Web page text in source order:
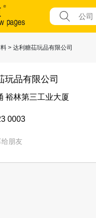
> 达利糖苮玩品有限公司
玩品有限公司
裕林第三工业大厦
0003
朋友